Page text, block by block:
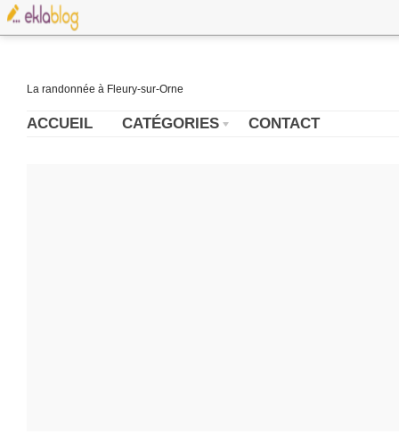
La randonnée à Fleury-sur-Orne
ACCUEIL CATÉGORIES CONTACT